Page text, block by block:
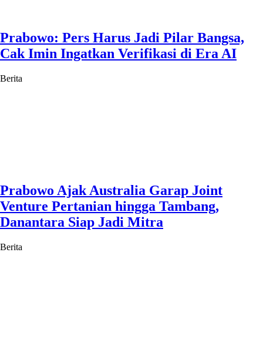
Prabowo: Pers Harus Jadi Pilar Bangsa,
Cak Imin Ingatkan Verifikasi di Era AI
Berita
Prabowo Ajak Australia Garap Joint
Venture Pertanian hingga Tambang,
Danantara Siap Jadi Mitra
Berita